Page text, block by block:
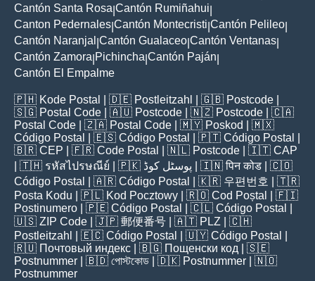
Cantón Santa Rosa Cantón Rumiñahui
Canton Pedernales Cantón Montecristi Cantón Pelileo
Cantón Naranjal Cantón Gualaceo Cantón Ventanas
Cantón Zamora Pichincha Cantón Paján
Cantón El Empalme
🇵🇭 Kode Postal | 🇩🇪 Postleitzahl | 🇬🇧 Postcode
🇸🇬 Postal Code | 🇦🇺 Postcode | 🇳🇿 Postcode | 🇨🇦
Postal Code | 🇿🇦 Postal Code | 🇲🇾 Poskod
| 🇲🇽
Código Postal
| 🇪🇸 Código Postal | 🇵🇹 Código Postal
🇧🇷 CEP | 🇫🇷 Code Postal | 🇳🇱 Postcode | 🇮🇹 CAP
| 🇹🇭 รหัสไปรษณีย์ | 🇵🇰 پوسٹل کوڈ | 🇮🇳पिन कोड | 🇨🇴
Código Postal
| 🇦🇷 Código Postal | 🇰🇷 우편번호
| 🇹🇷
Posta Kodu | 🇵🇱 Kod Pocztowy | 🇷🇴 Cod Poștal
| 🇫🇮
Postinumero | 🇵🇪 Código Postal | 🇨🇱 Código Postal
🇺🇸 ZIP Code | 🇯🇵 郵便番号 | 🇦🇹 PLZ | 🇨🇭
Postleitzahl
| 🇪🇨 Código Postal | 🇺🇾 Código Postal
🇷🇺 Почтовый индекс | 🇧🇬 Пощенски код | 🇸🇪
Postnummer | 🇧🇩 পোস্টকোড | 🇩🇰 Postnummer | 🇳🇴
Postnummer